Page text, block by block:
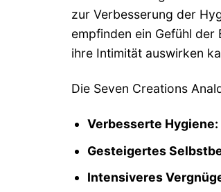
zur Verbesserung der
empfinden ein Gefühl
ihre Intimität auswirken
Die Seven Creations
Verbesserte Hygiene:
Gesteigertes
Intensiveres